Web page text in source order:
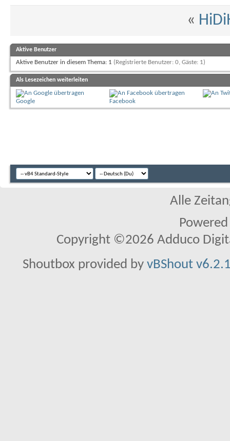
«
Aktive Benutzer
Aktive Benutzer in diesem Thema: 1 (Registrierte Benutzer: 0, Gäste: 1)
Als Lesezeichen weiterleiten
Google Facebook
Alle
Copyright ©2026 Adduco
Shoutbox provided by vBShout